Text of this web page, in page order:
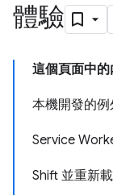
體驗
這個頁面中的
本機開發的例
Service
Shift 並重新